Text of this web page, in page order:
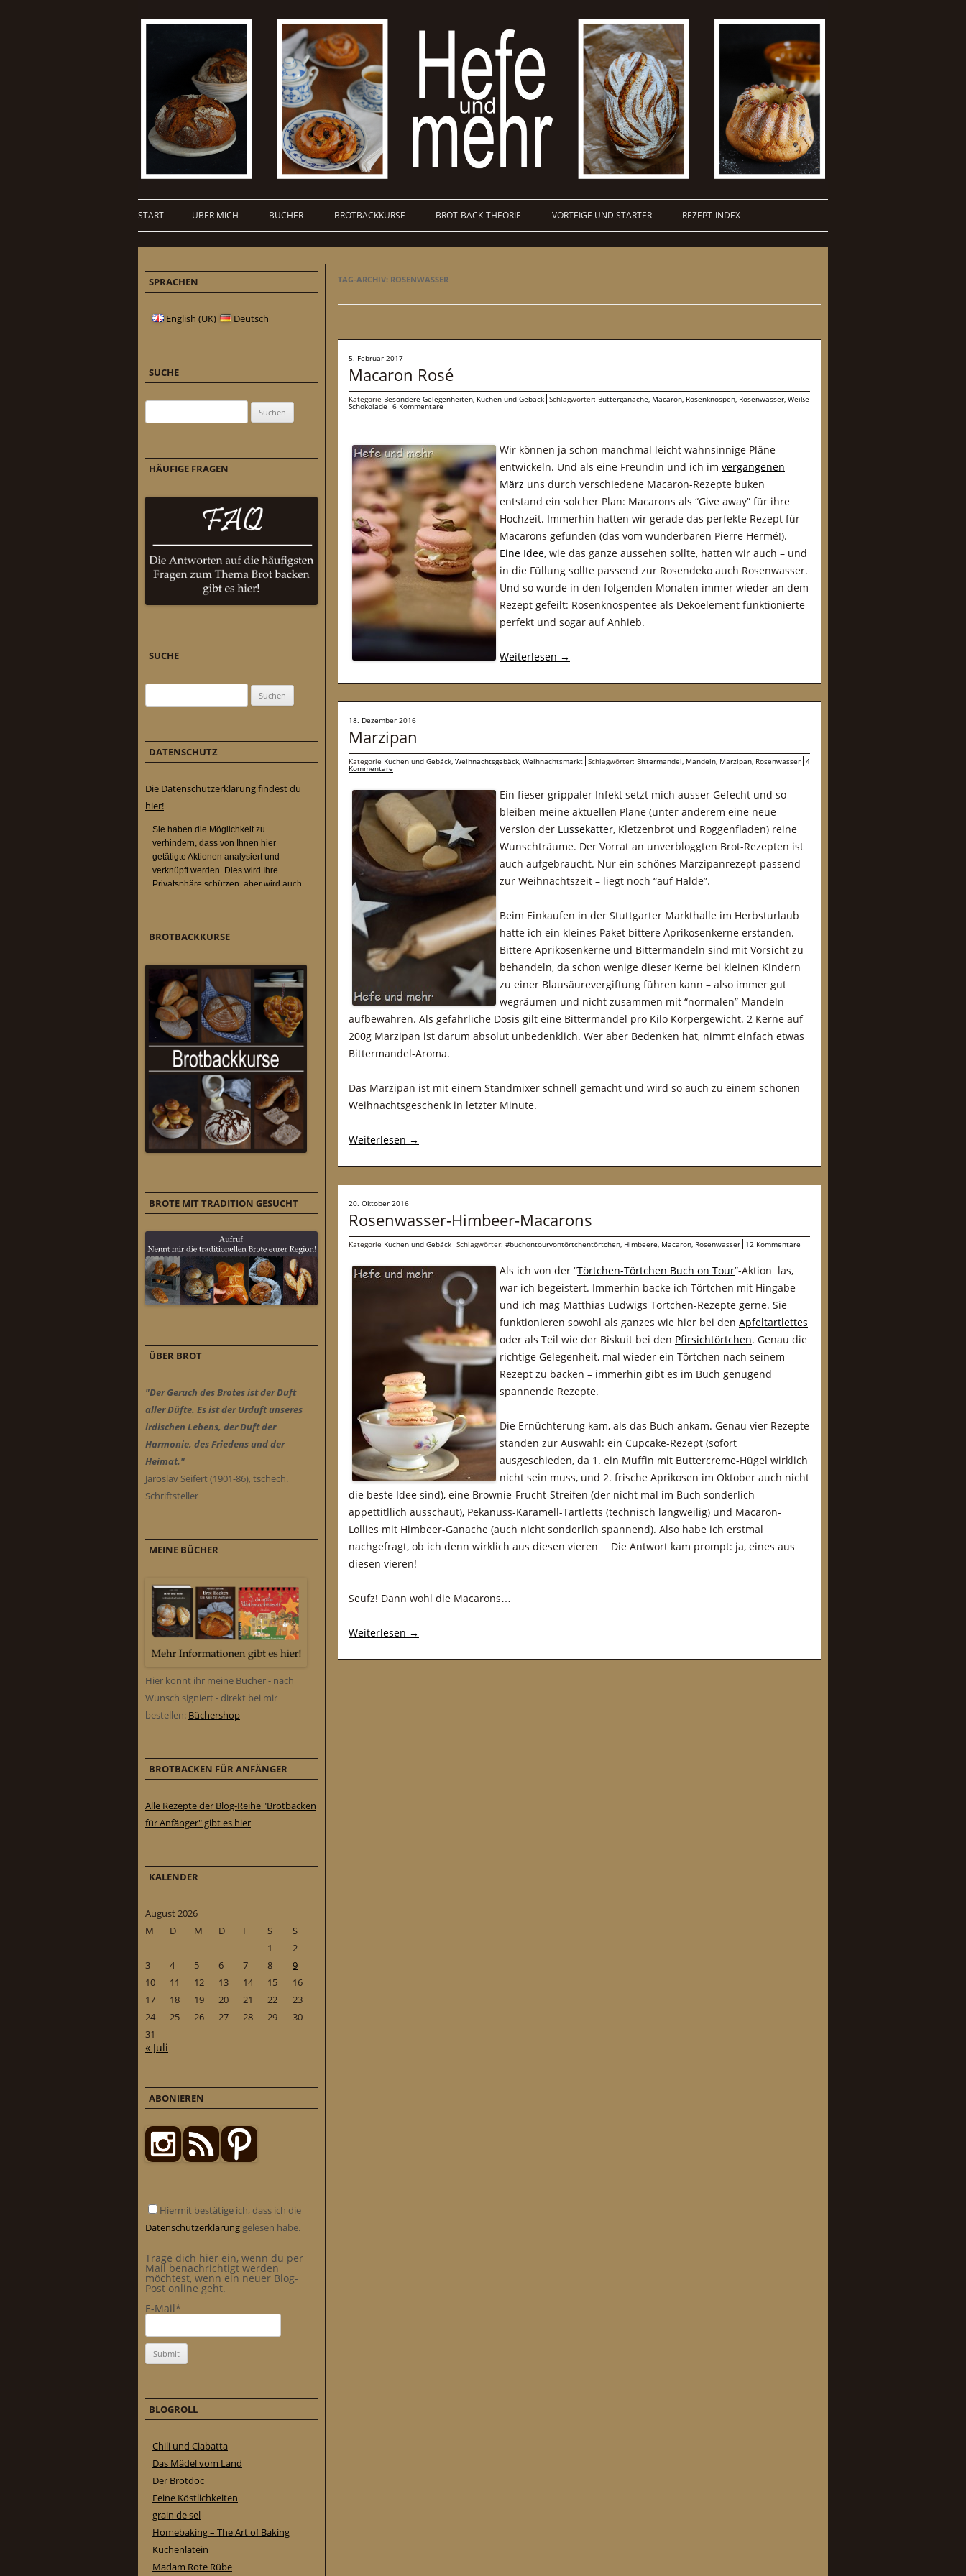
START ÜBER MICH BÜCHER BROTBACKKURSE BROT-BACK-THEORIE VORTEIGE UND STARTER REZEPT-INDEX
TAG-ARCHIV: ROSENWASSER
5. Februar 2017
Macaron Rosé
Kategorie Besondere Gelegenheiten, Kuchen und Gebäck Schlagwörter: Butterganache, Macaron, Rosenknospen, Rosenwasser, Weiße
Schokolade 6 Kommentare
Wir können ja schon manchmal leicht wahnsinnige Pläne
entwickeln. Und als eine Freundin und ich im vergangenen
März uns durch verschiedene Macaron-Rezepte buken
entstand ein solcher Plan: Macarons als “Give away” für ihre
Hochzeit. Immerhin hatten wir gerade das perfekte Rezept für
Macarons gefunden (das vom wunderbaren Pierre Hermé!).
Eine Idee, wie das ganze aussehen sollte, hatten wir auch – und
in die Füllung sollte passend zur Rosendeko auch Rosenwasser.
Und so wurde in den folgenden Monaten immer wieder an dem
Rezept gefeilt: Rosenknospentee als Dekoelement funktionierte
perfekt und sogar auf Anhieb.
Weiterlesen →
18. Dezember 2016
Marzipan
Kategorie Kuchen und Gebäck, Weihnachtsgebäck, Weihnachtsmarkt Schlagwörter: Bittermandel, Mandeln, Marzipan, Rosenwasser 4
Kommentare
Ein fieser grippaler Infekt setzt mich ausser Gefecht und so
bleiben meine aktuellen Pläne (unter anderem eine neue
Version der Lussekatter, Kletzenbrot und Roggenfladen) reine
Wunschträume. Der Vorrat an unverbloggten Brot-Rezepten ist
auch aufgebraucht. Nur ein schönes Marzipanrezept-passend
zur Weihnachtszeit – liegt noch “auf Halde”.
Beim Einkaufen in der Stuttgarter Markthalle im Herbsturlaub
hatte ich ein kleines Paket bittere Aprikosenkerne erstanden.
Bittere Aprikosenkerne und Bittermandeln sind mit Vorsicht zu
behandeln, da schon wenige dieser Kerne bei kleinen Kindern
zu einer Blausäurevergiftung führen kann – also immer gut
wegräumen und nicht zusammen mit “normalen” Mandeln
aufbewahren. Als gefährliche Dosis gilt eine Bittermandel pro Kilo Körpergewicht. 2 Kerne auf
200g Marzipan ist darum absolut unbedenklich. Wer aber Bedenken hat, nimmt einfach etwas
Bittermandel-Aroma.
Das Marzipan ist mit einem Standmixer schnell gemacht und wird so auch zu einem schönen
Weihnachtsgeschenk in letzter Minute.
Weiterlesen →
20. Oktober 2016
Rosenwasser-Himbeer-Macarons
Kategorie Kuchen und Gebäck Schlagwörter: #buchontourvontörtchentörtchen, Himbeere, Macaron, Rosenwasser 12 Kommentare
Als ich von der “Törtchen-Törtchen Buch on Tour”-Aktion las,
war ich begeistert. Immerhin backe ich Törtchen mit Hingabe
und ich mag Matthias Ludwigs Törtchen-Rezepte gerne. Sie
funktionieren sowohl als ganzes wie hier bei den Apfeltartlettes
oder als Teil wie der Biskuit bei den Pfirsichtörtchen. Genau die
richtige Gelegenheit, mal wieder ein Törtchen nach seinem
Rezept zu backen – immerhin gibt es im Buch genügend
spannende Rezepte.
Die Ernüchterung kam, als das Buch ankam. Genau vier Rezepte
standen zur Auswahl: ein Cupcake-Rezept (sofort
ausgeschieden, da 1. ein Muffin mit Buttercreme-Hügel wirklich
nicht sein muss, und 2. frische Aprikosen im Oktober auch nicht
die beste Idee sind), eine Brownie-Frucht-Streifen (der nicht mal im Buch sonderlich
appettitllich ausschaut), Pekanuss-Karamell-Tartletts (technisch langweilig) und Macaron-
Lollies mit Himbeer-Ganache (auch nicht sonderlich spannend). Also habe ich erstmal
nachgefragt, ob ich denn wirklich aus diesen vieren… Die Antwort kam prompt: ja, eines aus
diesen vieren!
Seufz! Dann wohl die Macarons…
Weiterlesen →
SPRACHEN
English (UK) Deutsch
SUCHE
HÄUFIGE FRAGEN
SUCHE
DATENSCHUTZ
Die Datenschutzerklärung findest du
hier!
BROTBACKKURSE
BROTE MIT TRADITION GESUCHT
ÜBER BROT
"Der Geruch des Brotes ist der Duft
aller Düfte. Es ist der Urduft unseres
irdischen Lebens, der Duft der
Harmonie, des Friedens und der
Heimat."
Jaroslav Seifert (1901-86), tschech.
Schriftsteller
MEINE BÜCHER
Hier könnt ihr meine Bücher - nach
Wunsch signiert - direkt bei mir
bestellen: Büchershop
BROTBACKEN FÜR ANFÄNGER
Alle Rezepte der Blog-Reihe "Brotbacken
für Anfänger" gibt es hier
KALENDER
August 2026
M
D M D F S
S
1
2
3
4 5 6 7 8
9
10
11 12 13 14 15
16
17
18 19 20 21 22
23
24
25 26 27 28 29
30
31
« Juli
ABONIEREN
Hiermit bestätige ich, dass ich die
Datenschutzerklärung gelesen habe.
Trage dich hier ein, wenn du per
Mail benachrichtigt werden
möchtest, wenn ein neuer Blog-
Post online geht.
E-Mail*
BLOGROLL
Chili und Ciabatta
Das Mädel vom Land
Der Brotdoc
Feine Köstlichkeiten
grain de sel
Homebaking – The Art of Baking
Küchenlatein
Madam Rote Rübe